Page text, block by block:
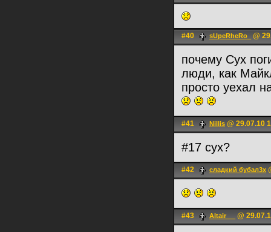
#40 sUpeRheRo_ @
почему Сух
люди, как
просто уехал
#41 Nillis @ 29.07.10
#17 сух?
#42 сладкий бубал3х
#43 Altair __ @